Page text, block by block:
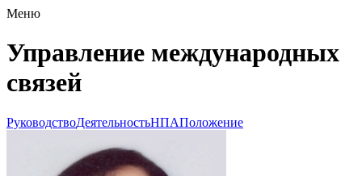
Меню
Управление международных
связей
РуководствоДеятельностьНПАПоложение